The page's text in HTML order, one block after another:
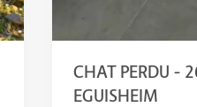
CHAT PERDU –
EGUISHEIM